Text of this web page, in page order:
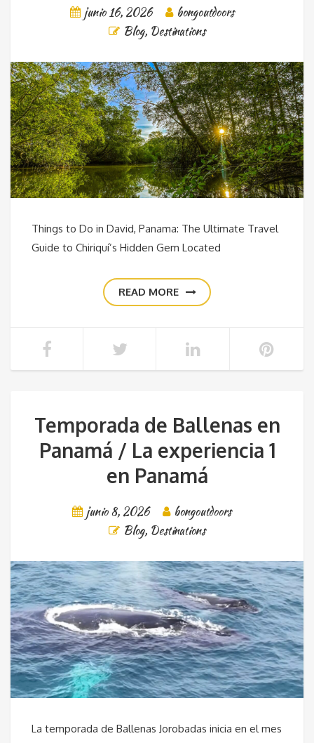
junio 16, 2026
bongoutdoors
Blog, Destinations
Things to Do in David, Panama: The Ultimate Travel
Guide to Chiriquí’s Hidden Gem Located
READ MORE
Temporada de Ballenas en
Panamá / La experiencia 1
en Panamá
junio 8, 2026
bongoutdoors
Blog, Destinations
La temporada de Ballenas Jorobadas inicia en el mes